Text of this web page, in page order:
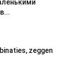
zeggen